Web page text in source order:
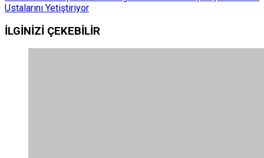
Ustalarını Yetiştiriyor
İLGİNİZİ ÇEKEBİLİR